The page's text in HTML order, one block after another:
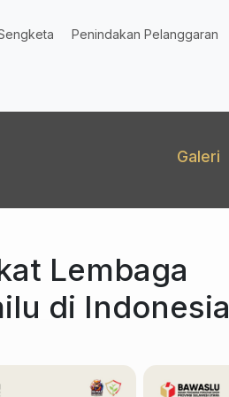
Penindakan Pelanggaran
Galeri
Lembaga
di Indonesia